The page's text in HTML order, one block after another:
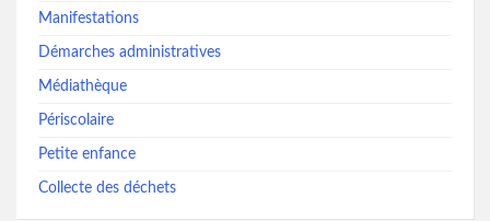
Manifestations
Démarches administratives
Médiathèque
Périscolaire
Petite enfance
Collecte des déchets